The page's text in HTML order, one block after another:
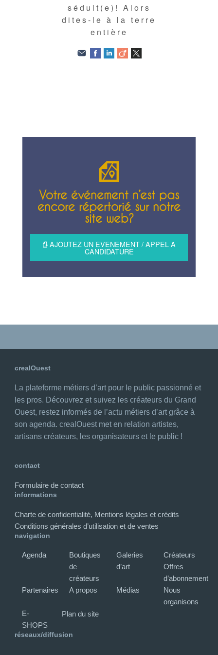
séduit(e)! Alors
dites-le à la terre
entière
Votre événement n’est pas
encore répertorié sur notre
site web?
AJOUTEZ UN EVENEMENT / APPEL A
CANDIDATURE
crealOuest
La plateforme métiers d’art pour le public passionné et
les pros. Découvrez et suivez les créateurs du Grand
Ouest, restez informés de l’actu métiers d’art grâce à
son agenda. crealOuest met en relation artistes,
artisans créateurs, les organisateurs et le public !
contact
Formulaire de contact
informations
Charte de confidentialité, Mentions légales et crédits
Conditions générales d’utilisation et de ventes
navigation
Agenda
Boutiques
de
créateurs
Galeries
d’art
Créateurs
Offres
d’abonnement
Partenaires
A propos Médias
Nous
organisons
E-
SHOPS
Plan du site
réseaux/diffusion